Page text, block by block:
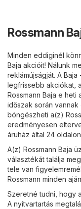
Rossmann
Minden eddiginél
Baja akcióit! Nálunk
reklámújságját. A Baja
legfrissebb akciókat,
Rossmann Baja e heti
időszak során
böngészheti a(z)
eredményesen
áruház által 24
A(z) Rossmann Baja
választékát találja
tele van
Rossmann minden
Szeretné tudni, hogy
A nyitvartartás